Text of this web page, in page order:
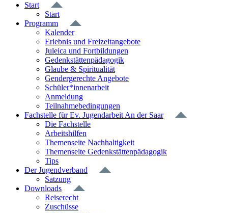
Start
Start
Programm
Kalender
Erlebnis und Freizeitangebote
Juleica und Fortbildungen
Gedenkstättenpädagogik
Glaube & Spiritualität
Gendergerechte Angebote
Schüler*innenarbeit
Anmeldung
Teilnahmebedingungen
Fachstelle für Ev. Jugendarbeit An der Saar
Die Fachstelle
Arbeitshilfen
Themenseite Nachhaltigkeit
Themenseite Gedenkstättenpädagogik
Tips
Der Jugendverband
Satzung
Downloads
Reiserecht
Zuschüsse